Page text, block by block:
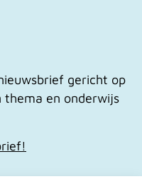
gericht op
thema en onderwijs